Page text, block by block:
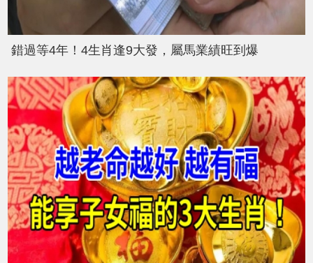
錯過等4年！4生肖逢9大發，屬馬業績旺到爆